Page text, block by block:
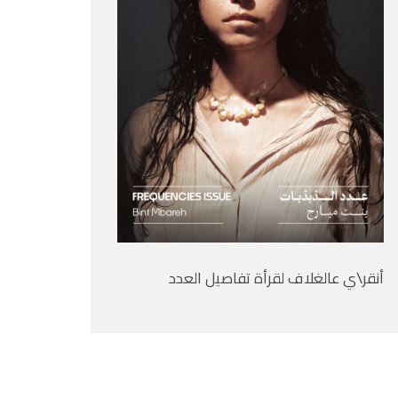
أنقر\ي عالغلاف لقرأة تفاصيل العدد